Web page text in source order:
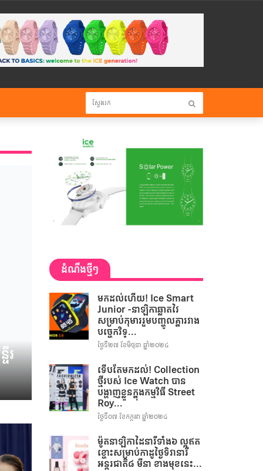
រ
ដំណឹងថ្មីៗ
មកដល់ហើយ! Ice Smart
Junior -នាឡិកាឆ្លាតវៃ
សម្រាប់កុមាររួមបញ្ចូលគ្នារវាង
បច្ចេកវិទ្...
ថ្ងៃទី២៧ ខែមិថុនា ឆ្នាំ២០២៤
ទើបតែមកដល់! Collection
ថ្មីរបស់ Ice Watch បាន
បង្ហាញខ្លួនក្នុងកម្មវិធី Street
Roy...
ថ្ងៃទី០៧ ខែកក្កដា ឆ្នាំ២០២៤
ម៉ូតនាឡិកាដៃនារីទាំង៦ ល្អឥត
ខ្ចោះសម្រាប់កាដូថ្ងៃទិវានារី
អន្តរជាតិ៨ មីនា ខាងមុខនេះ...